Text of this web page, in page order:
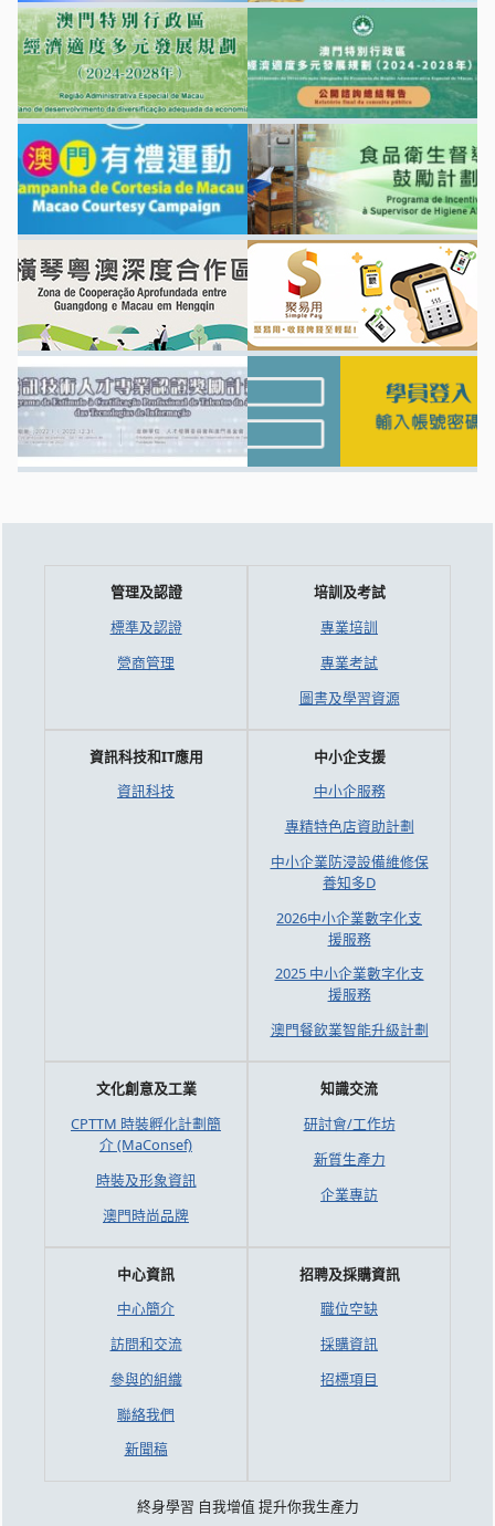
管理及認證
標準及認證
營商管理
培訓及考試
專業培訓
專業考試
圖書及學習資源
資訊科技和IT應用
資訊科技
中小企支援
中小企服務
專精特色店資助計劃
中小企業防浸設備維修保
養知多D
2026中小企業數字化支
援服務
2025 中小企業數字化支
援服務
澳門餐飲業智能升級計劃
文化創意及工業
CPTTM 時裝孵化計劃簡
介 (MaConsef)
時裝及形象資訊
澳門時尚品牌
知識交流
研討會/工作坊
新質生產力
企業專訪
中心資訊
中心簡介
訪問和交流
參與的組織
聯絡我們
新聞稿
招聘及採購資訊
職位空缺
採購資訊
招標項目
終身學習 自我增值 提升你我生產力